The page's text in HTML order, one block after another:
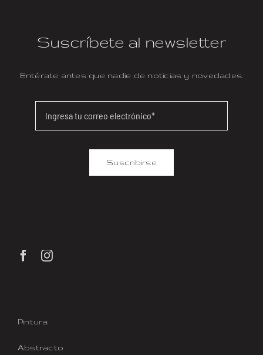
Suscríbete al newsletter
Entérate antes que nadie de noticias y novedades.
Suscribirse
Pintura
Abstracto